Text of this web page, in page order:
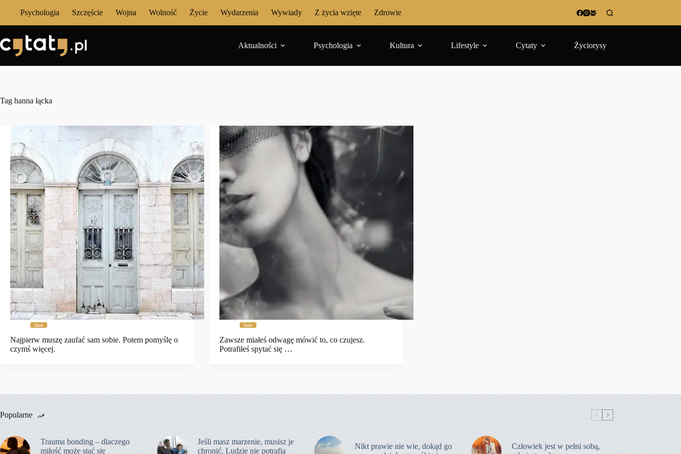
Psychologia Szczęście Wojna Wolność Życie Wydarzenia Wywiady Z życia wzięte Zdrowie
Aktualności Psychologia Kultura Lifestyle Cytaty Życiorysy
Tag hanna łącka
Inne
Najpierw muszę zaufać sam sobie. Potem pomyślę o
czymś więcej.
Inne
Zawsze miałeś odwagę mówić to, co czujesz.
Potrafiłeś spytać się …
Popularne
Trauma bonding – dlaczego
miłość może stać się
Jeśli masz marzenie, musisz je
chronić. Ludzie nie potrafią
Nikt prawie nie wie, dokąd go
Człowiek jest w pełni sobą,